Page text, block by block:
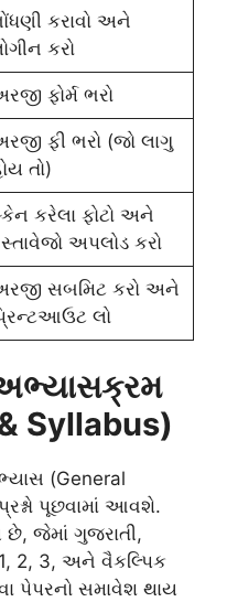
કરાવો અને
કરો
ફોર્મ ભરો
ફી ભરો (જો લાગુ
તો)
કરેલા ફોટો અને
અપલોડ કરો
સબમિટ કરો અને
લો
અભ્યાસક્રમ
Syllabus)
(General
પૂછવામાં આવશે.
છે, જેમાં ગુજરાતી,
2, 3, અને વૈકલ્પિક
પેપરનો સમાવેશ થાય